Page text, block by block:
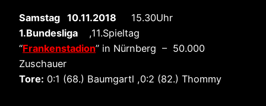
Samstag 10.11.2018 15.30Uhr
1.Bundesliga
,11.Spieltag
“Frankenstadion” in Nürnberg – 50.000
Zuschauer
Tore: 0:1 (68.) Baumgartl ,0:2 (82.) Thommy